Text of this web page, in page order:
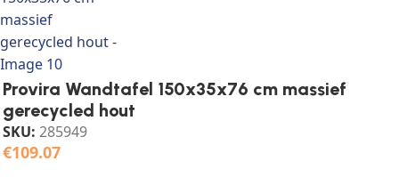
Provira Wandtafel 150x35x76 cm massief
gerecycled hout
SKU: 285949
€109.07